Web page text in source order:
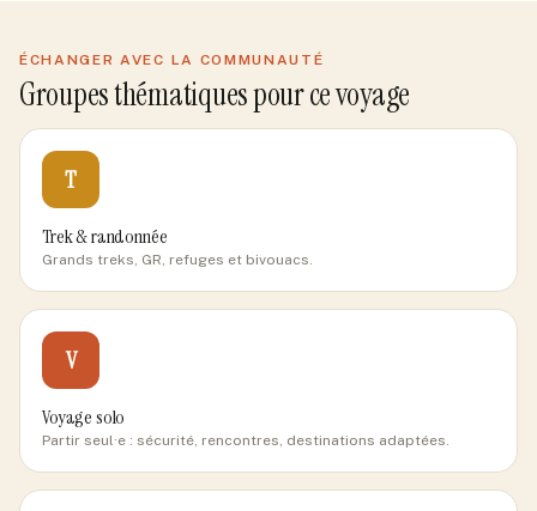
ÉCHANGER AVEC LA COMMUNAUTÉ
Groupes thématiques pour ce voyage
T
Trek & randonnée
Grands treks, GR, refuges et bivouacs.
V
Voyage solo
Partir seul·e : sécurité, rencontres, destinations adaptées.